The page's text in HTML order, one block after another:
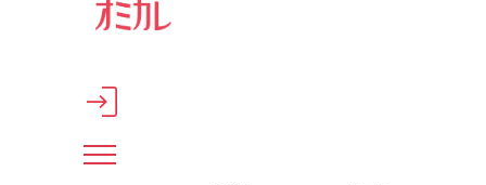
メインコンテンツへスキップ